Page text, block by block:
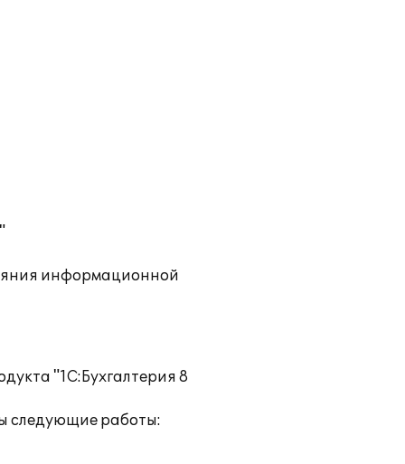
информационной
"1С:Бухгалтерия 8
следующие работы: